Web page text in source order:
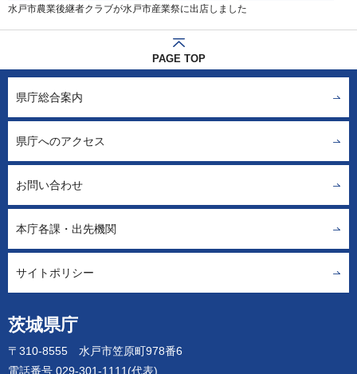
水戸市農業後継者クラブが水戸市産業祭に出店しました
PAGE TOP
茨城県庁
〒310-8555 水戸市笠原町978番6
電話番号 029-301-1111(代表)
県庁総合案内
県庁へのアクセス
お問い合わせ
本庁各課・出先機関
サイトポリシー